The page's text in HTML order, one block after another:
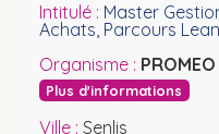
Master
Achats, Parcours
Plus d'informations
Senlis